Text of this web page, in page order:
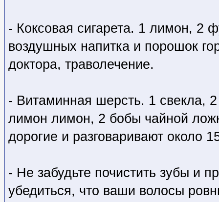
- Коксовая сигарета. 1 лимон, 2
воздушных напитка и порошок
доктора, траволечение.
- Витаминная шерсть. 1 свекла,
лимон лимон, 2 бобы чайной
дорогие и разговаривают около
- Не забудьте почистить зубы и
убедиться, что ваши волосы